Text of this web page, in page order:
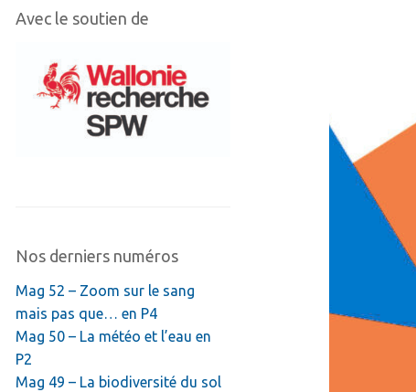
Avec le soutien de
Nos derniers numéros
Mag 52 – Zoom sur le sang
mais pas que… en P4
Mag 50 – La météo et l’eau en
P2
Mag 49 – La biodiversité du sol